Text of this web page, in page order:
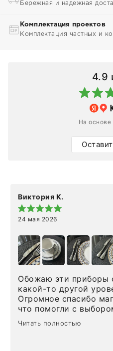
Бережная и надежная
Комплектация проектов
Комплектация частных и
4.9
На основе
Виктория К.
24 мая 2026
Обожаю эти приборы
какой-то другой
Огромное спасибо
что помогли с
доставкой и высоким
была здесь лично,
внутри очень много
Читать полностью